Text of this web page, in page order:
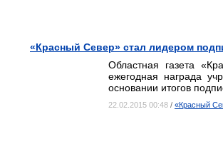
«Красный Север» стал лидером
Областная газета
ежегодная награда
основании итогов
22.02.2015 00:48 / «Красный